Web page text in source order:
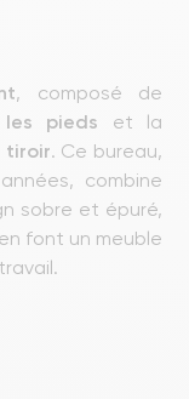
, composé de
pieds et la
tiroir. Ce bureau,
combine
sobre et épuré,
font un meuble